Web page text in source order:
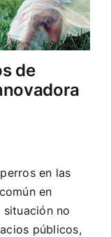
de
en las
en
situación no
públicos,